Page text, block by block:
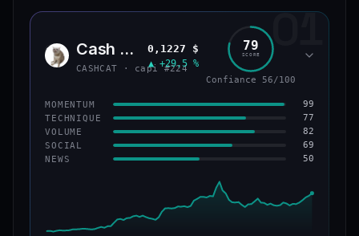
01
CASH Cash Cat
CASHCAT · capi #224
0,1227 $
▲ +29,5 %
79
SCORE
Confiance 56/100
MOMENTUM 99
TECHNIQUE 77
VOLUME 82
SOCIAL 69
NEWS 50